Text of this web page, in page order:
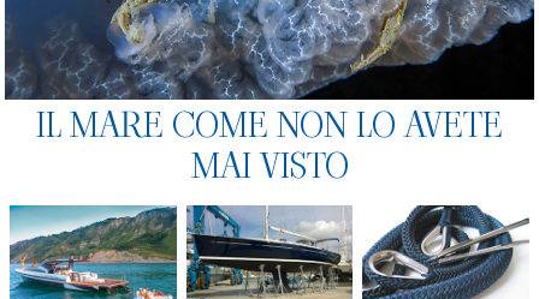
IL MARE COME NON LO AVETE
MAI VISTO